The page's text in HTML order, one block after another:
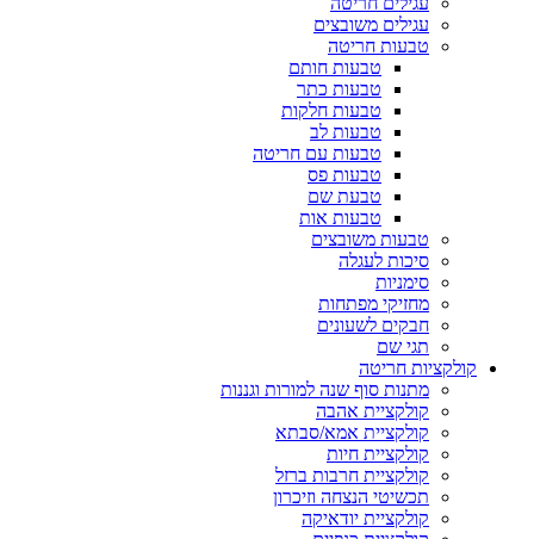
עגילים משובצים
טבעות חריטה
טבעות חותם
טבעות כתר
טבעות חלקות
טבעות לב
טבעות עם חריטה
טבעות פס
טבעת שם
טבעות אות
טבעות משובצים
סיכות לעגלה
סימניות
מחזיקי מפתחות
חבקים לשעונים
תגי שם
קולקציות חריטה
מתנות סוף שנה למורות וגננות
קולקציית אהבה
קולקציית אמא/סבתא
קולקציית חיות
קולקציית חרבות ברזל
תכשיטי הנצחה וזיכרון
קולקציית יודאיקה